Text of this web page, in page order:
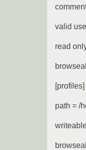
valid
read
[profiles]
path = /